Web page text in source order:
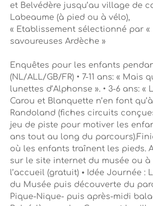
et Belvédère jusqu’au village de
Labeaume (à pied ou à vélo),
« Etablissement sélectionné par «
savoureuses Ardèche »
Enquêtes pour les enfants
(NL/ALL/GB/FR) • 7-11 ans: « Mais
lunettes d’Alphonse ». • 3-6 ans: «
Carou et Blanquette n’en font
Randoland (fiches circuits
jeu de piste pour motiver les
ans tout au long du
où les enfants traînent les pieds.
sur le site internet du musée ou à
l’accueil (gratuit) ⦁ Idée Journée :
du Musée puis découverte du
Pique-Nique- puis après-midi